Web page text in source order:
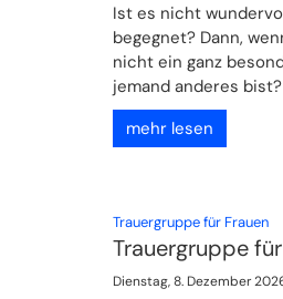
Ist es nicht
begegnet? Dann,
nicht ein ganz
jemand anderes bist?
mehr lesen
Trauergruppe für Frauen:
Trauergruppe
Dienstag, 8. Dezember